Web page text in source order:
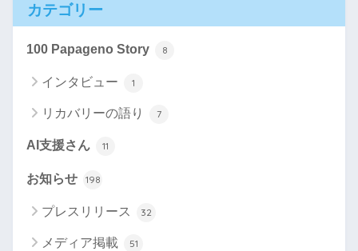
カテゴリー
100 Papageno Story 8
インタビュー 1
リカバリーの語り 7
AI支援さん 11
お知らせ 198
プレスリリース 32
メディア掲載 51